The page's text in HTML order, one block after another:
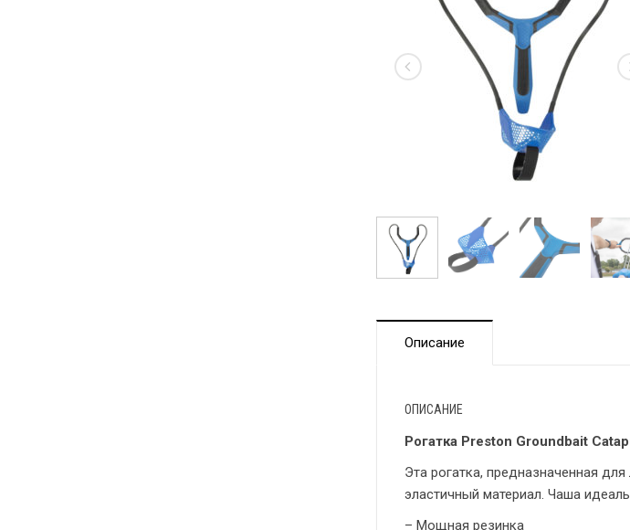
Описание
ОПИСАНИЕ
Рогатка Preston Groundbait
Эта рогатка, предназначенная
эластичный материал. Чаша
– Мощная резинка